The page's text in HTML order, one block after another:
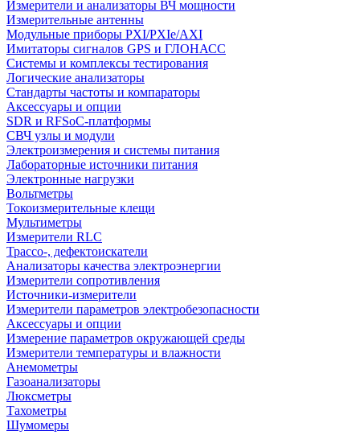
Измерители и анализаторы ВЧ мощности
Измерительные антенны
Модульные приборы PXI/PXIe/AXI
Имитаторы сигналов GPS и ГЛОНАСС
Системы и комплексы тестирования
Логические анализаторы
Стандарты частоты и компараторы
Аксессуары и опции
SDR и RFSoC‑платформы
СВЧ узлы и модули
Электроизмерения и системы питания
Лабораторные источники питания
Электронные нагрузки
Вольтметры
Токоизмерительные клещи
Мультиметры
Измерители RLC
Трассо-, дефектоискатели
Анализаторы качества электроэнергии
Измерители сопротивления
Источники-измерители
Измерители параметров электробезопасности
Аксессуары и опции
Измерение параметров окружающей среды
Измерители температуры и влажности
Анемометры
Газоанализаторы
Люксметры
Тахометры
Шумомеры